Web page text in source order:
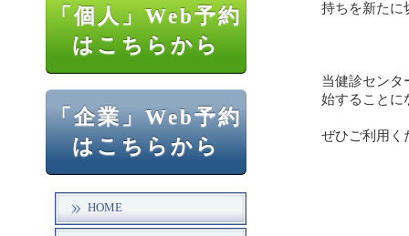
「個人」Web予約
はこちらから
「企業」Web予約
はこちらから
HOME
持ちを新たに
当健診センタ
始することに
ぜひご利用く